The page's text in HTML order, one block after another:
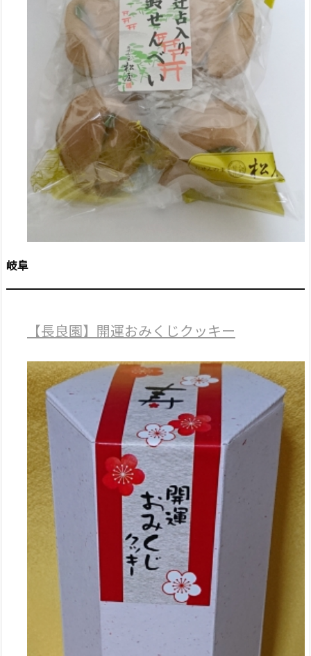
岐阜
【長良園】開運おみくじクッキー